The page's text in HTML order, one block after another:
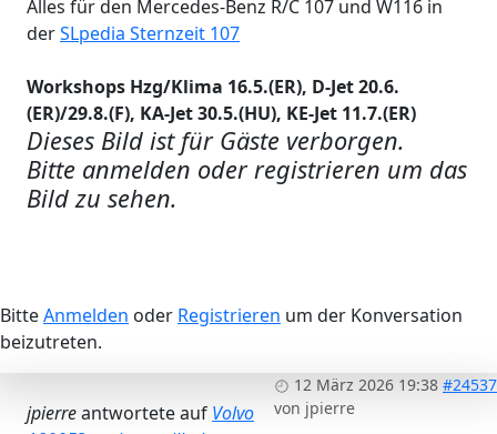
Alles für den Mercedes-Benz R/C 107 und W116 in
derSLpedia Sternzeit 107
Workshops Hzg/Klima 16.5.(ER), D-Jet 20.6.
(ER)/29.8.(F), KA-Jet 30.5.(HU), KE-Jet 11.7.(ER)
Dieses Bild ist für Gäste verborgen.
Bitte anmelden oder registrieren um das
Bild zu sehen.
BitteAnmelden oder Registrieren um der Konversation
beizutreten.
12 März 2026 19:38 #24537
von jpierre
jpierreantwortete auf Volvo